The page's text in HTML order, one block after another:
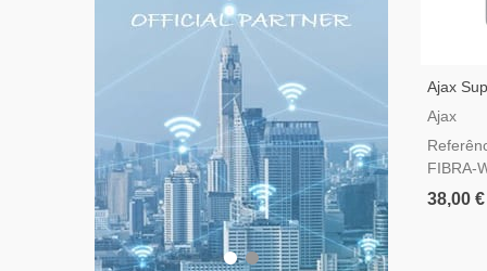
Ajax
Fibra
Fios
Ajax
FIBRA-
38,00 €